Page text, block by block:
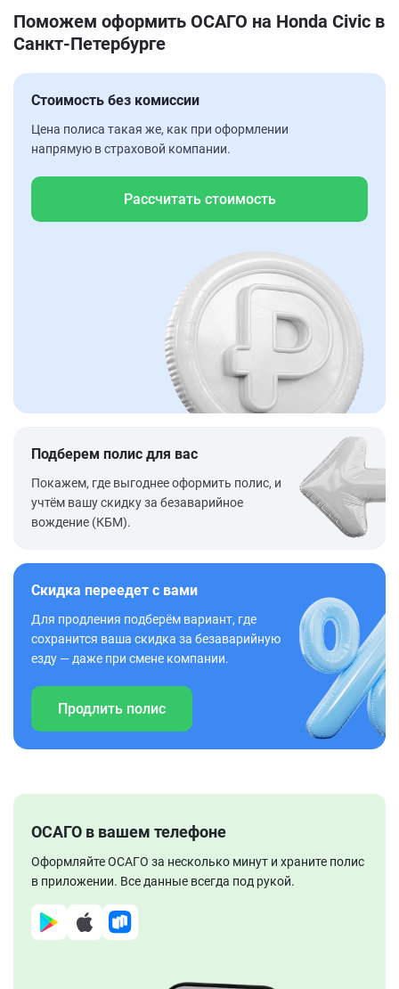
Поможем оформить ОСАГО на Honda Civic в
Санкт-Петербурге
Стоимость без комиссии
Цена полиса такая же, как при оформлении
напрямую в страховой компании.
Рассчитать стоимость
Подберем полис для вас
Покажем, где выгоднее оформить полис, и
учтём вашу скидку за безаварийное
вождение (КБМ).
Скидка переедет с вами
Для продления подберём вариант, где
сохранится ваша скидка за безаварийную
езду — даже при смене компании.
Продлить полис
ОСАГО в вашем телефоне
Оформляйте ОСАГО за несколько минут и храните полис
в приложении. Все данные всегда под рукой.